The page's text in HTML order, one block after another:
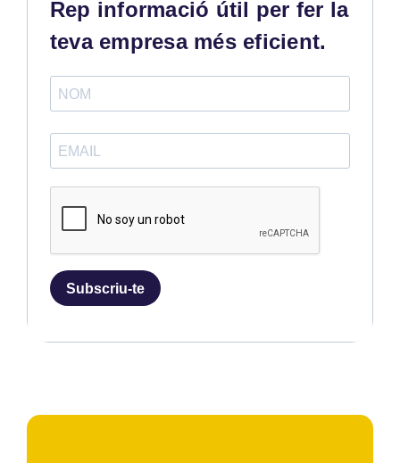
Rep informació útil per fer la
teva empresa més eficient.
Subscriu-te